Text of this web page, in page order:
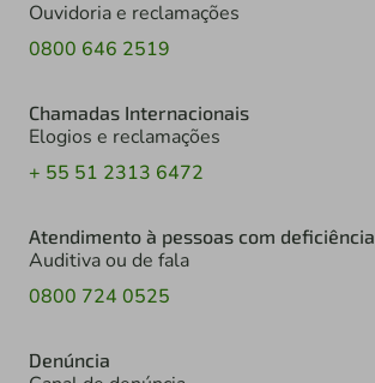
Ouvidoria e reclamações
0800 646 2519
Chamadas Internacionais
Elogios e reclamações
+ 55 51 2313 6472
Atendimento à pessoas com deficiência
Auditiva ou de fala
0800 724 0525
Denúncia